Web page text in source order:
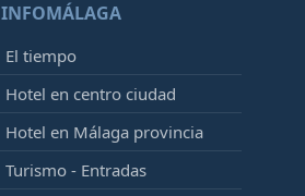
INFOMÁLAGA
El tiempo
Hotel en centro ciudad
Hotel en Málaga provincia
Turismo - Entradas